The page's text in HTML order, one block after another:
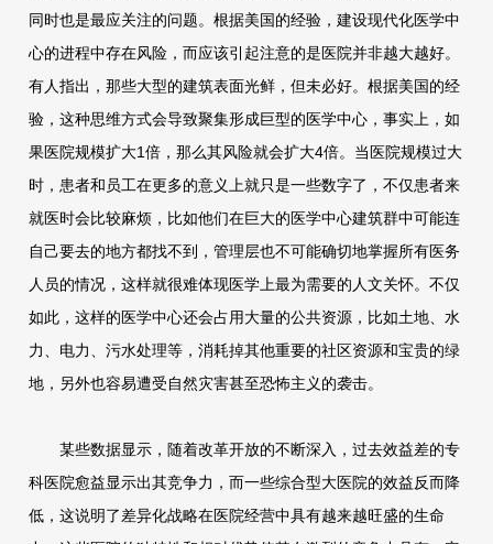
同时也是最应关注的问题。根据美国的经验，建设现代化医学中
心的进程中存在风险，而应该引起注意的是医院并非越大越好。
有人指出，那些大型的建筑表面光鲜，但未必好。根据美国的经
验，这种思维方式会导致聚集形成巨型的医学中心，事实上，如
果医院规模扩大1倍，那么其风险就会扩大4倍。当医院规模过大
时，患者和员工在更多的意义上就只是一些数字了，不仅患者来
就医时会比较麻烦，比如他们在巨大的医学中心建筑群中可能连
自己要去的地方都找不到，管理层也不可能确切地掌握所有医务
人员的情况，这样就很难体现医学上最为需要的人文关怀。不仅
如此，这样的医学中心还会占用大量的公共资源，比如土地、水
力、电力、污水处理等，消耗掉其他重要的社区资源和宝贵的绿
地，另外也容易遭受自然灾害甚至恐怖主义的袭击。
某些数据显示，随着改革开放的不断深入，过去效益差的专
科医院愈益显示出其竞争力，而一些综合型大医院的效益反而降
低，这说明了差异化战略在医院经营中具有越来越旺盛的生命